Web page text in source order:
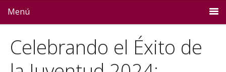
Menú
Celebrando el Éxito de